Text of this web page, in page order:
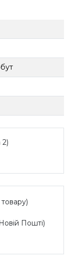
2)
Пошті)